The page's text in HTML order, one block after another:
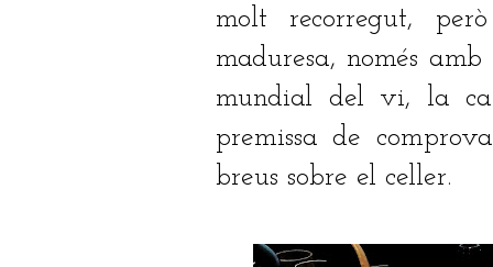
molt recorregut,
maduresa, només
mundial del vi, la
premissa de
breus sobre el celler.